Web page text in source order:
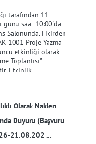
tarafından 11
günü saat 10:00'da
Salonunda, Fikirden
1001 Proje Yazma
etkinliği olarak
Toplantısı"
Etkinlik ...
Olarak Naklen
Duyuru (Başvuru
21.08.202 ...